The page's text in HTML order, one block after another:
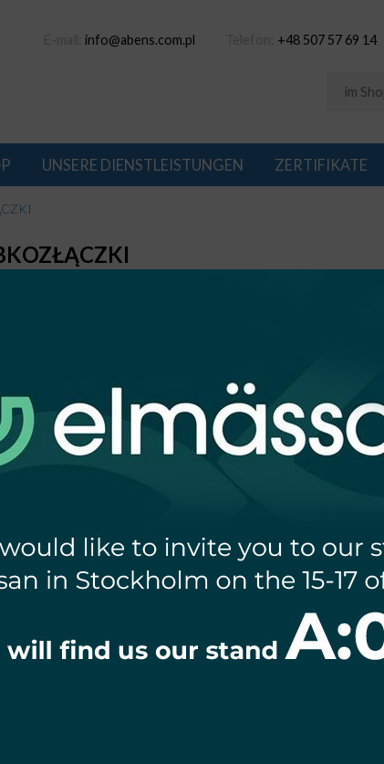
info@abens.com.pl +48 507 57 69 14
UNSERE DIENSTLEISTUNGEN ZERTIFIKATE
SZYBKOZŁACZKA
4mm2 x 5 - 25
SZYBKOZŁACZKA
INSTALACYJNA 4mm2 x 3 - 50
17,08